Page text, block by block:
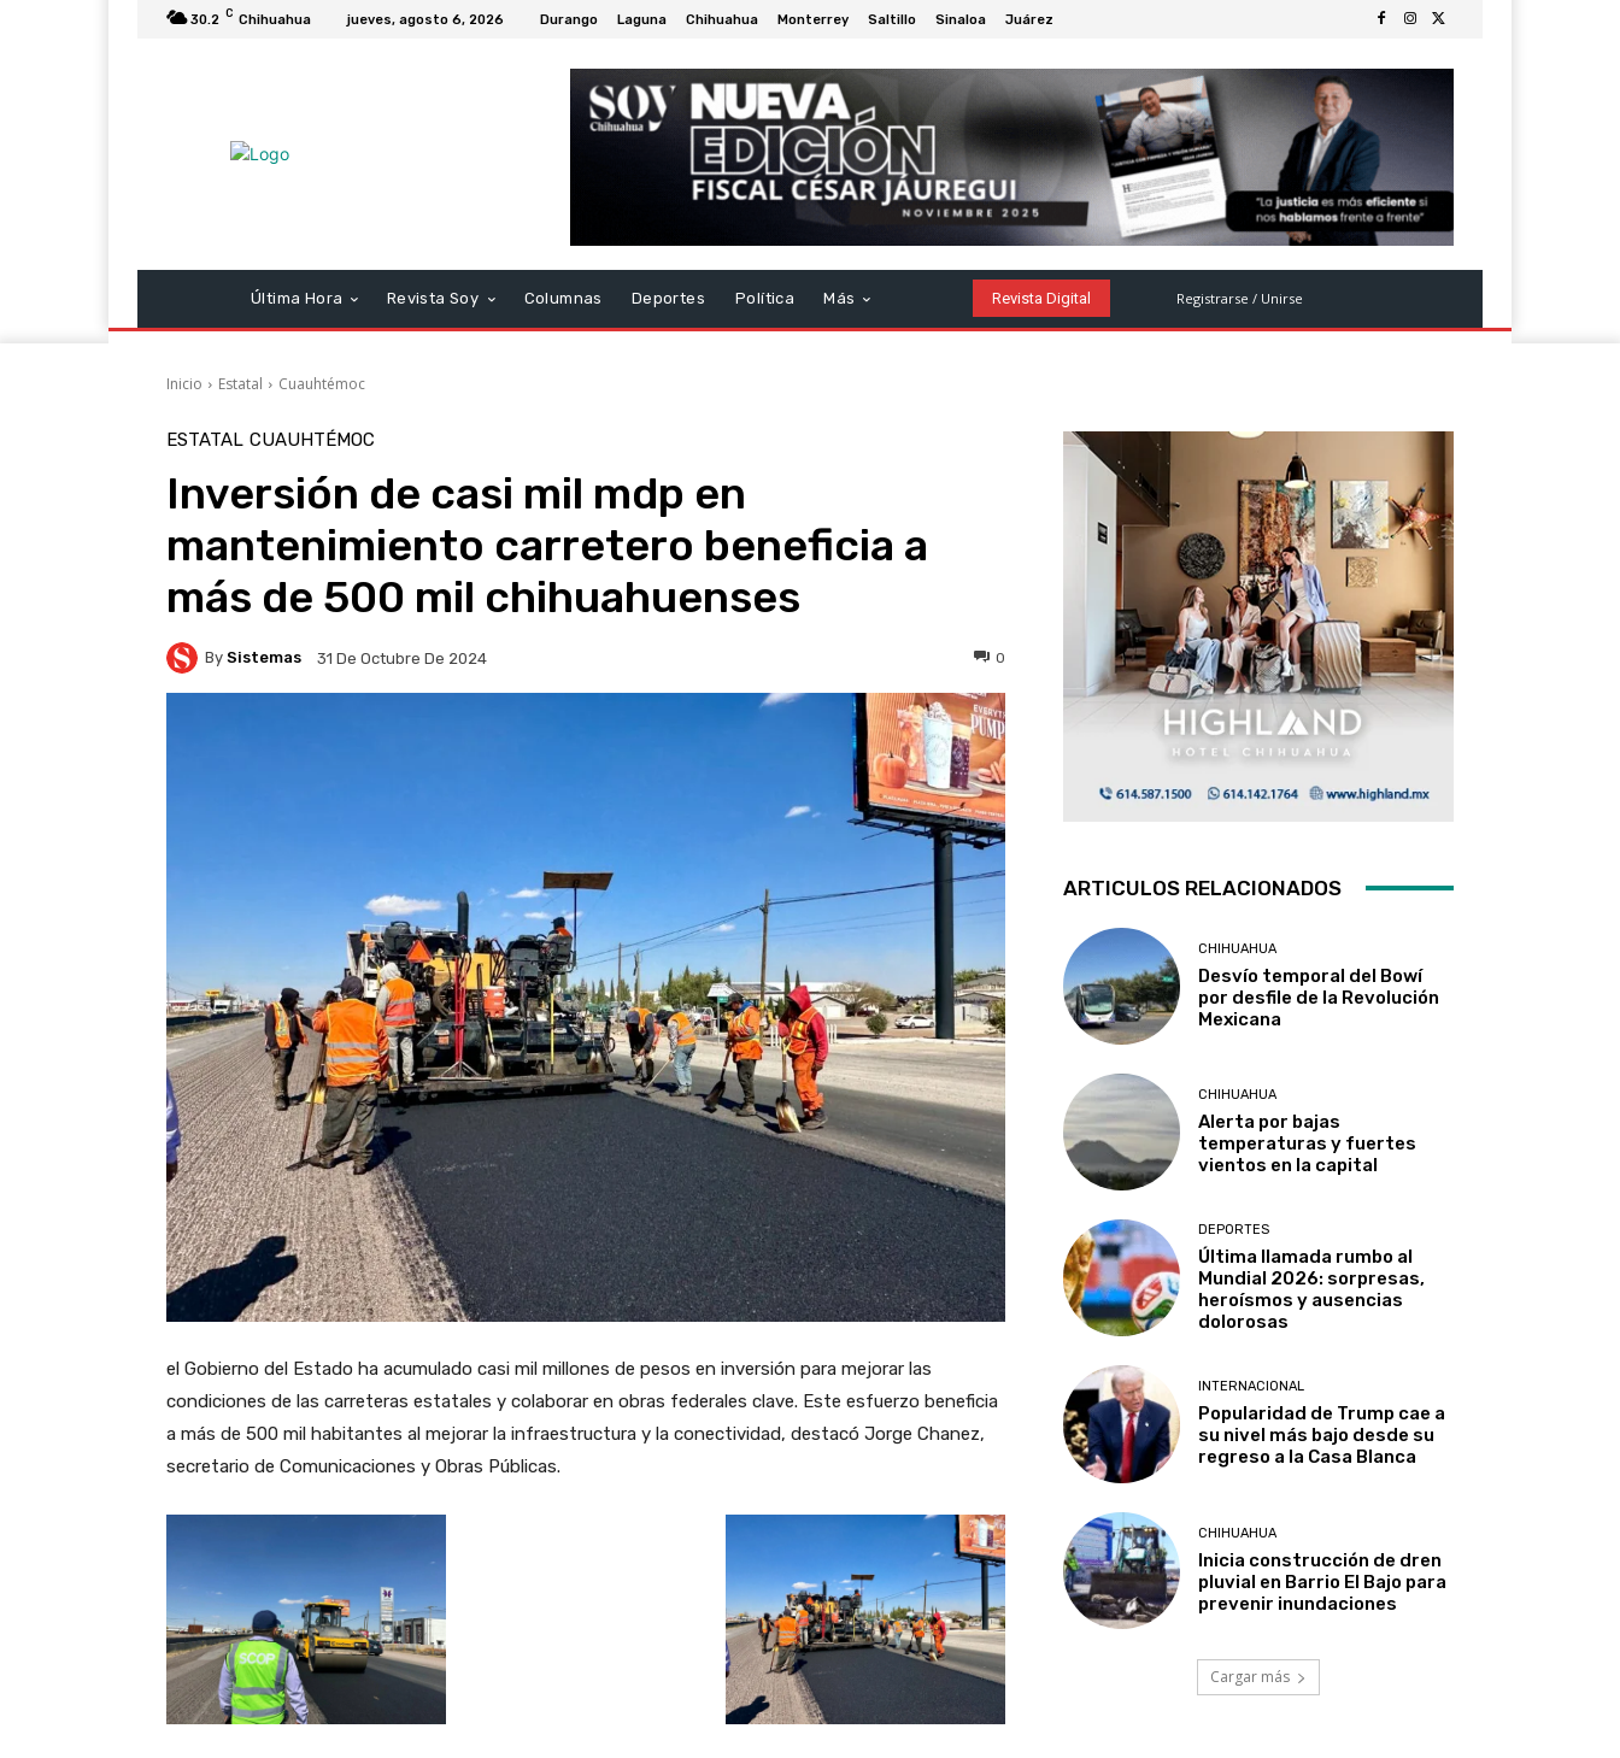
30.2 C Chihuahua jueves, agosto 6, 2026 Durango Laguna Chihuahua Monterrey Saltillo Sinaloa Juárez
Última Hora Revista Soy Columnas Deportes Política Más Revista Digital Registrarse / Unirse
Inicio Estatal Cuauhtémoc
ESTATAL CUAUHTÉMOC
Inversión de casi mil mdp en
mantenimiento carretero beneficia a
más de 500 mil chihuahuenses
By Sistemas 31 De Octubre De 2024 0
el Gobierno del Estado ha acumulado casi mil millones de pesos en inversión para mejorar las
condiciones de las carreteras estatales y colaborar en obras federales clave. Este esfuerzo beneficia
a más de 500 mil habitantes al mejorar la infraestructura y la conectividad, destacó Jorge Chanez,
secretario de Comunicaciones y Obras Públicas.
ARTICULOS RELACIONADOS
CHIHUAHUA
Desvío temporal del Bowí
por desfile de la Revolución
Mexicana
CHIHUAHUA
Alerta por bajas
temperaturas y fuertes
vientos en la capital
DEPORTES
Última llamada rumbo al
Mundial 2026: sorpresas,
heroísmos y ausencias
dolorosas
INTERNACIONAL
Popularidad de Trump cae a
su nivel más bajo desde su
regreso a la Casa Blanca
CHIHUAHUA
Inicia construcción de dren
pluvial en Barrio El Bajo para
prevenir inundaciones
Cargar más